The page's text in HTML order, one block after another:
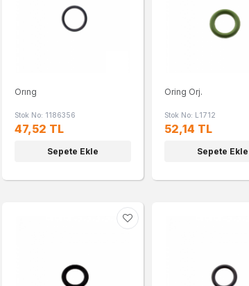
Orıng
Stok No: 1186356
47,52 TL
Sepete Ekle
Oring Orj.
Stok No: L1712
52,14 TL
Sepete Ekle